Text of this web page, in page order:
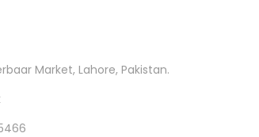
Market, Lahore, Pakistan.